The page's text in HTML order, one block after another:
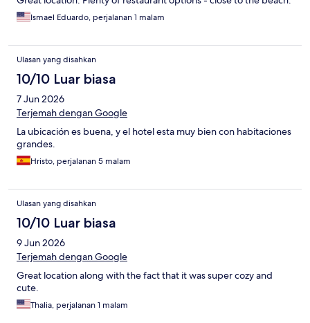
Ismael Eduardo, perjalanan 1 malam
Ulasan yang disahkan
10/10 Luar biasa
7 Jun 2026
Terjemah dengan Google
La ubicación es buena, y el hotel esta muy bien con habitaciones
grandes.
Hristo, perjalanan 5 malam
Ulasan yang disahkan
10/10 Luar biasa
9 Jun 2026
Terjemah dengan Google
Great location along with the fact that it was super cozy and
cute.
Thalia, perjalanan 1 malam